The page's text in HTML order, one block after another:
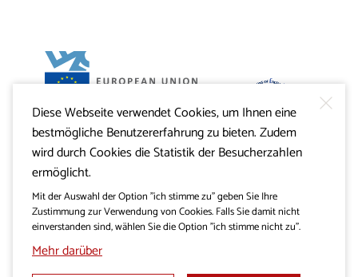
Projekt Visitkras. Die Investition wird von der Republik
Slowenien und von der Europäischen Union aus dem
Europäischen Fonds für regionale Entwicklung
mitfinanziert.
Diese Webseite verwendet Cookies, um Ihnen eine
bestmögliche Benutzererfahrung zu bieten. Zudem
wird durch Cookies die Statistik der Besucherzahlen
ermöglicht.
Mit der Auswahl der Option "ich stimme zu" geben Sie Ihre
Zustimmung zur Verwendung von Cookies. Falls Sie damit nicht
einverstanden sind, wählen Sie die Option "ich stimme nicht zu".
Mehr darüber